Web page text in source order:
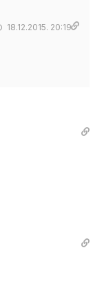
18.12.2015. 20:19